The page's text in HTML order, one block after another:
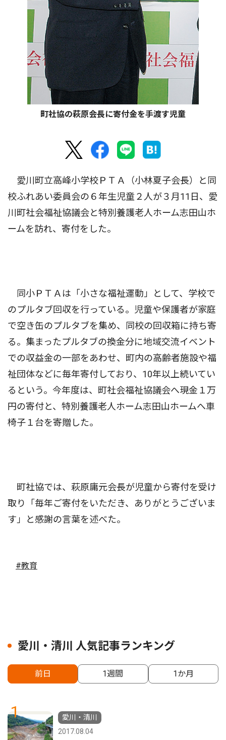
町社協の萩原会長に寄付金を手渡す児童
愛川町立高峰小学校ＰＴＡ（小林夏子会長）と同
校ふれあい委員会の６年生児童２人が３月11日、愛
川町社会福祉協議会と特別養護老人ホーム志田山ホ
ームを訪れ、寄付をした。
同小ＰＴＡは「小さな福祉運動」として、学校で
のプルタブ回収を行っている。児童や保護者が家庭
で空き缶のプルタブを集め、同校の回収箱に持ち寄
る。集まったプルタブの換金分に地域交流イベント
での収益金の一部をあわせ、町内の高齢者施設や福
祉団体などに毎年寄付しており、10年以上続いてい
るという。今年度は、町社会福祉協議会へ現金１万
円の寄付と、特別養護老人ホーム志田山ホームへ車
椅子１台を寄贈した。
町社協では、萩原庸元会長が児童から寄付を受け
取り「毎年ご寄付をいただき、ありがとうございま
す」と感謝の言葉を述べた。
#教育
愛川・清川 人気記事ランキング
前日 1週間 1か月
1
愛川・清川
2017.08.04